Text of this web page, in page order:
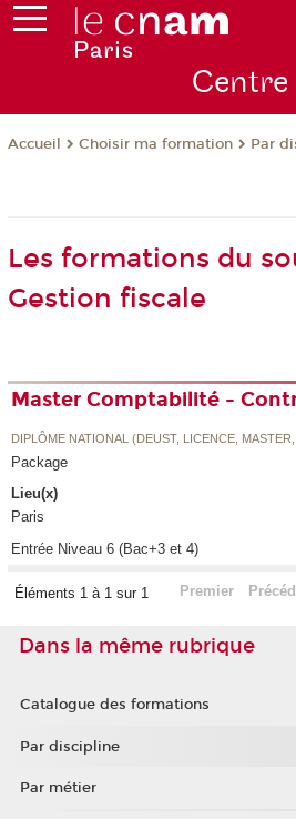
Centre
Accueil Choisir ma formation Par
Les formations du
Gestion fiscale
Master Comptabilité -
DIPLÔME NATIONAL (DEUST, LICENCE,
Package
Lieu(x)
Paris
Entrée Niveau 6 (Bac+3 et 4)
Éléments 1 à 1 sur 1 Premier
Dans la même rubrique
Catalogue des formations
Par discipline
Par métier